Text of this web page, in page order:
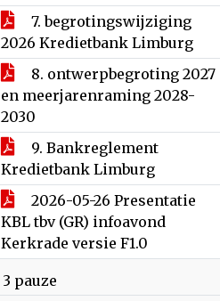
7. begrotingswijziging
2026 Kredietbank Limburg
8. ontwerpbegroting 2027
en meerjarenraming 2028-
2030
9. Bankreglement
Kredietbank Limburg
2026-05-26 Presentatie
KBL tbv (GR) infoavond
Kerkrade versie F1.0
3 pauze